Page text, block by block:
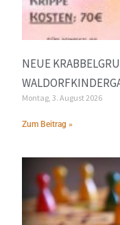
NEUE
Montag, 3. August 2026
Zum Beitrag »